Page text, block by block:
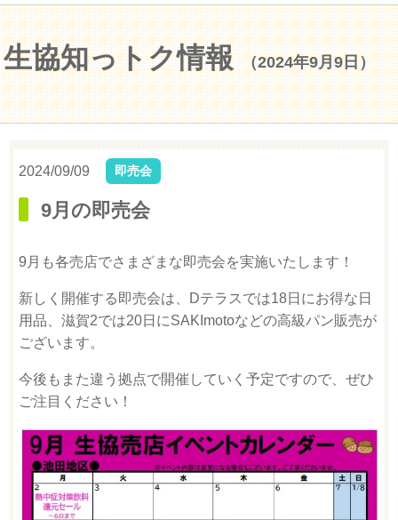
生協知っトク情報 （2024年9月9日）
2024/09/09 即売会
9月の即売会
9月も各売店でさまざまな即売会を実施いたします！
新しく開催する即売会は、Dテラスでは18日にお得な日
用品、滋賀2では20日にSAKImotoなどの高級パン販売が
ございます。
今後もまた違う拠点で開催していく予定ですので、ぜひ
ご注目ください！